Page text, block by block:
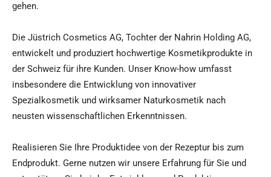
gehen.
Die Jüstrich Cosmetics AG, Tochter der Nahrin Holding AG,
entwickelt und produziert hochwertige Kosmetikprodukte in
der Schweiz für ihre Kunden. Unser Know-how umfasst
insbesondere die Entwicklung von innovativer
Spezialkosmetik und wirksamer Naturkosmetik nach
neusten wissenschaftlichen Erkenntnissen.
Realisieren Sie Ihre Produktidee von der Rezeptur bis zum
Endprodukt. Gerne nutzen wir unsere Erfahrung für Sie und